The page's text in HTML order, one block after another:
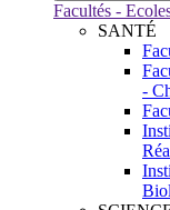
Facultés -
SANTÉ
-